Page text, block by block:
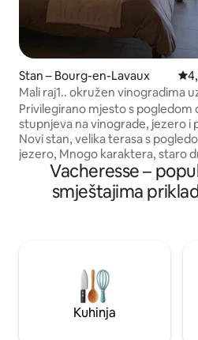
Stan – Bourg-en-Lavaux
Mali raj1.. okružen vinogradima
jezero.
Privilegirano mjesto s pogledom
stupnjeva na vinograde, jezero i
Novi stan, velika terasa s
jezero, Mnogo karaktera, staro drvo,
prirodno kamenje, tuš u ravnini
sušilo za kosu, čajna kuhinja, s
umivaonikom, hladnjakom,
Besplatan javni prijevoz (vlak) od
Lausanne do Montreuxa! Privatni i
besplatni parking ispred kuće!
Vacheresse –
smještajima
Kuhinja